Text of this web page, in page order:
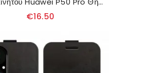
€16.50